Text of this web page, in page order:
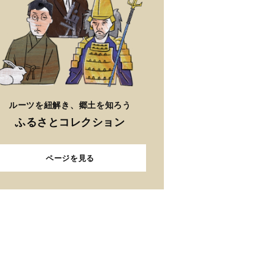
ルーツを紐解き、郷土を知ろう
ふるさとコレクション
ページを見る